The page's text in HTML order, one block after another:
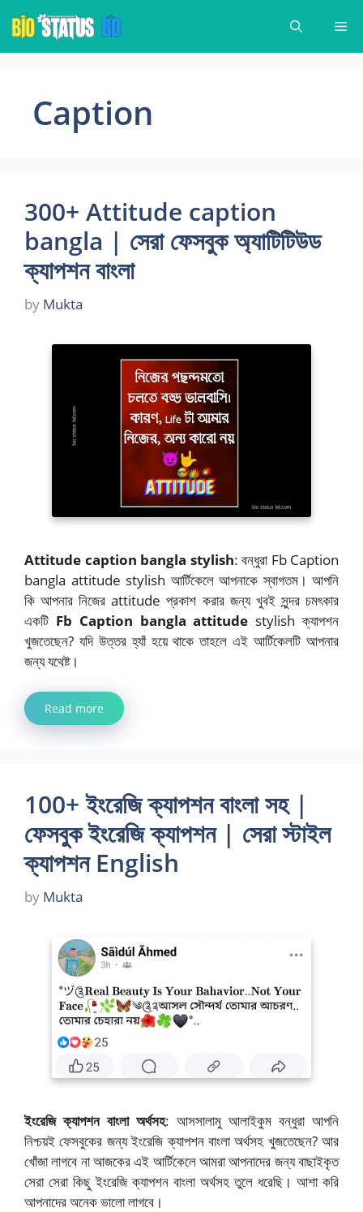
Skip
content
‍ Caption
300+ Attitude caption
bangla | সেরা ফেসবুক অ্যাটিটিউড
ক্যাপশন বাংলা
by Mukta
Attitude caption bangla stylish: বন্ধুরা Fb Caption
bangla attitude stylish আর্টিকেলে আপনাকে স্বাগতম। আপনি
কি আপনার নিজের attitude প্রকাশ করার জন্য খুবই সুন্দর চমৎকার
একটি Fb Caption bangla attitude stylish ক্যাপশন
খুজতেছেন? যদি উত্তর হ্যাঁ হয়ে থাকে তাহলে এই আর্টিকেলটি আপনার
জন্য যথেষ্ট।
Read more
100+ ইংরেজি ক্যাপশন বাংলা সহ |
ফেসবুক ইংরেজি ক্যাপশন | সেরা স্টাইল
ক্যাপশন English
by Mukta
ইংরেজি ক্যাপশন বাংলা অর্থসহ: আসসালামু আলাইকুম বন্ধুরা আপনি
নিশ্চয়ই ফেসবুকের জন্য ইংরেজি ক্যাপশন বাংলা অর্থসহ খুজতেছেন? আর
খোঁজা লাগবে না আজকের এই আর্টিকেলে আমরা আপনাদের জন্য বাছাইকৃত
সেরা সেরা কিছু ইংরেজি ক্যাপশন বাংলা অর্থসহ তুলে ধরেছি। আশা করি
আপনাদের অনেক ভালো লাগবে।